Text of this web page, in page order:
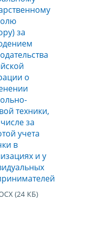
за
о
техники,
за
учета
в
и у
(24 КБ)